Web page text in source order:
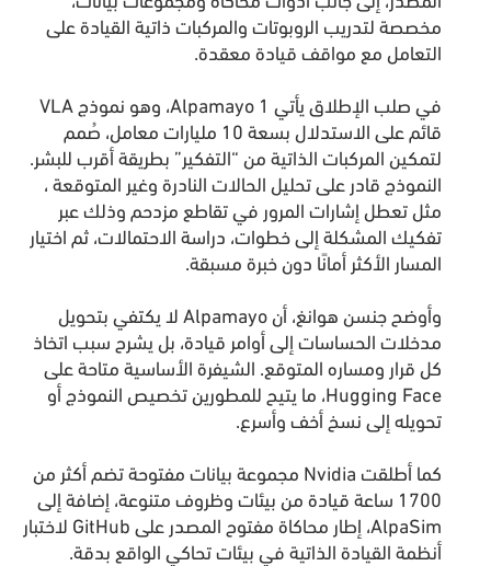
مخصصة لتدريب الروبوتات والمركبات ذاتية القيادة على
التعامل مع مواقف قيادة معقدة.
في صلب الإطلاق يأتي Alpamayo 1، وهو نموذج VLA
قائم على الاستدلال بسعة 10 مليارات معامل، صُمم
لتمكين المركبات الذاتية من “التفكير” بطريقة أقرب للبشر.
النموذج قادر على تحليل الحالات النادرة وغير المتوقعة ،
مثل تعطل إشارات المرور في تقاطع مزدحم وذلك عبر
تفكيك المشكلة إلى خطوات، دراسة الاحتمالات، ثم اختيار
المسار الأكثر أمانًا دون خبرة مسبقة.
وأوضح جنسن هوانغ، أن Alpamayo لا يكتفي بتحويل
مدخلات الحساسات إلى أوامر قيادة، بل يشرح سبب اتخاذ
كل قرار ومساره المتوقع. الشيفرة الأساسية متاحة على
Hugging Face، ما يتيح للمطورين تخصيص النموذج أو
تحويله إلى نسخ أخف وأسرع.
كما أطلقت Nvidia مجموعة بيانات مفتوحة تضم أكثر من
1700 ساعة قيادة من بيئات وظروف متنوعة، إضافة إلى
AlpaSim، إطار محاكاة مفتوح المصدر على GitHub لاختبار
أنظمة القيادة الذاتية في بيئات تحاكي الواقع بدقة.